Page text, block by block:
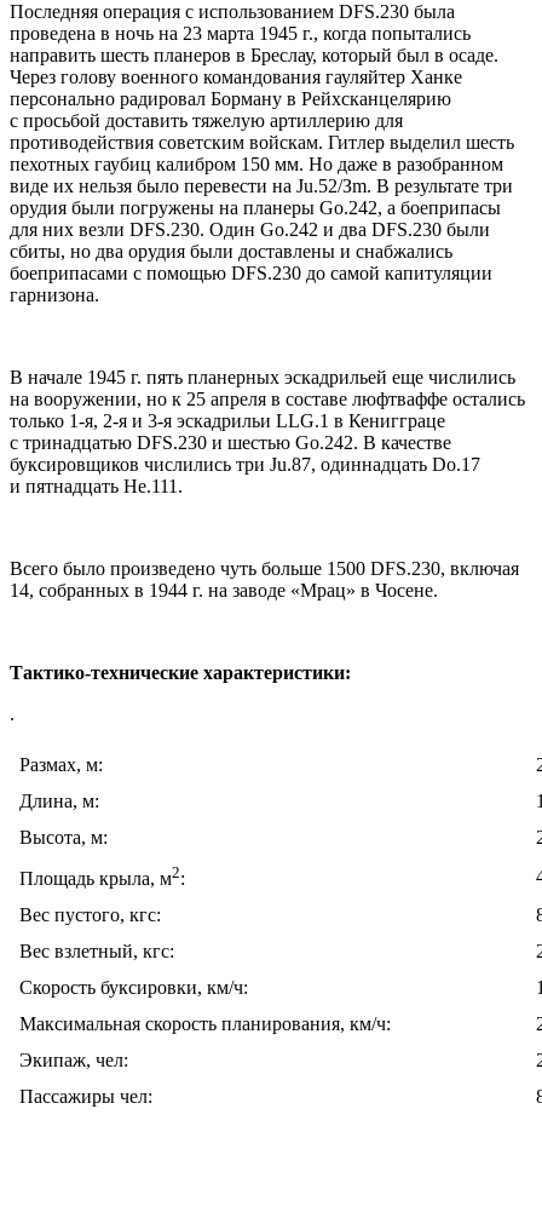
Последняя операция с использованием DFS.230 была
проведена в ночь на 23 марта 1945 г., когда попытались
направить шесть планеров в Бреслау, который был в осаде.
Через голову военного командования гауляйтер Ханке
персонально радировал Борману в Рейхсканцелярию
с просьбой доставить тяжелую артиллерию для
противодействия советским войскам. Гитлер выделил шесть
пехотных гаубиц калибром 150 мм. Hо даже в разобранном
виде их нельзя было перевести на Ju.52/Зm. В результате три
орудия были погружены на планеры Go.242, а боеприпасы
для них везли DFS.230. Один Go.242 и два DFS.230 были
cбиты, но два орудия были доставлены и снабжались
боеприпасами с помощью DFS.230 до самой капитуляции
гарнизона.
В начале 1945 г. пять планерных эскадрильей еще числились
на вооружении, но к 25 апреля в составе люфтваффе остались
только 1-я, 2-я и 3-я эскадрильи LLG.1 в Кенигграце
с тринадцатью DFS.230 и шестью Go.242. В качестве
букcировщиков числились три Ju.87, одиннадцать Do.17
и пятнадцать He.111.
Всего было произведено чуть больше 1500 DFS.230, включая
14, cобранных в 1944 г. на заводе «Мрац» в Чосене.
Тактико-технические характеристики:
.
Размах, м:
Длина, м:
Высота, м:
Площадь крыла, м2:
Вес пустого, кгс:
Вес взлетный, кгс:
Скорость буксировки, км/ч:
Максимальная скорость планирования, км/ч:
Экипаж, чел:
Пассажиры чел: